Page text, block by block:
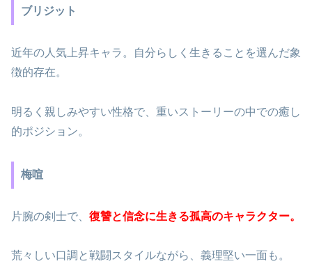
ブリジット
近年の人気上昇キャラ。自分らしく生きることを選んだ象
徴的存在。
明るく親しみやすい性格で、重いストーリーの中での癒し
的ポジション。
梅喧
片腕の剣士で、 復讐と信念に生きる孤高のキャラクター。
荒々しい口調と戦闘スタイルながら、義理堅い一面も。